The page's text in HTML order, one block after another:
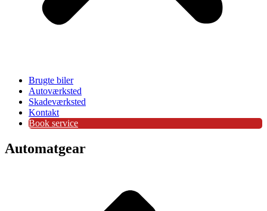
Brugte biler
Autoværksted
Skadeværksted
Kontakt
Book service
Automatgear